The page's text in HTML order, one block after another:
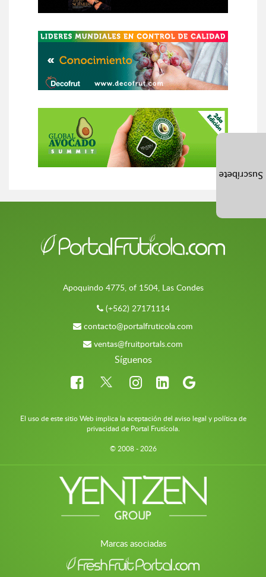
Apoquindo 4775, of 1504, Las Condes
(+562) 27171114
contacto@portalfruticola.com
ventas@fruitportals.com
Síguenos
El uso de este sitio Web implica la aceptación del aviso legal y política de
privacidad de Portal Frutícola.
© 2008 - 2026
Marcas asociadas
Suscríbete